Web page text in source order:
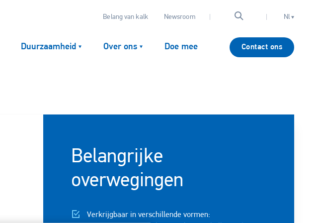
Belang van kalk Newsroom Nl
Duurzaamheid Over ons Doe mee Contact ons
Belangrijke
overwegingen
Verkrijgbaar in verschillende vormen: